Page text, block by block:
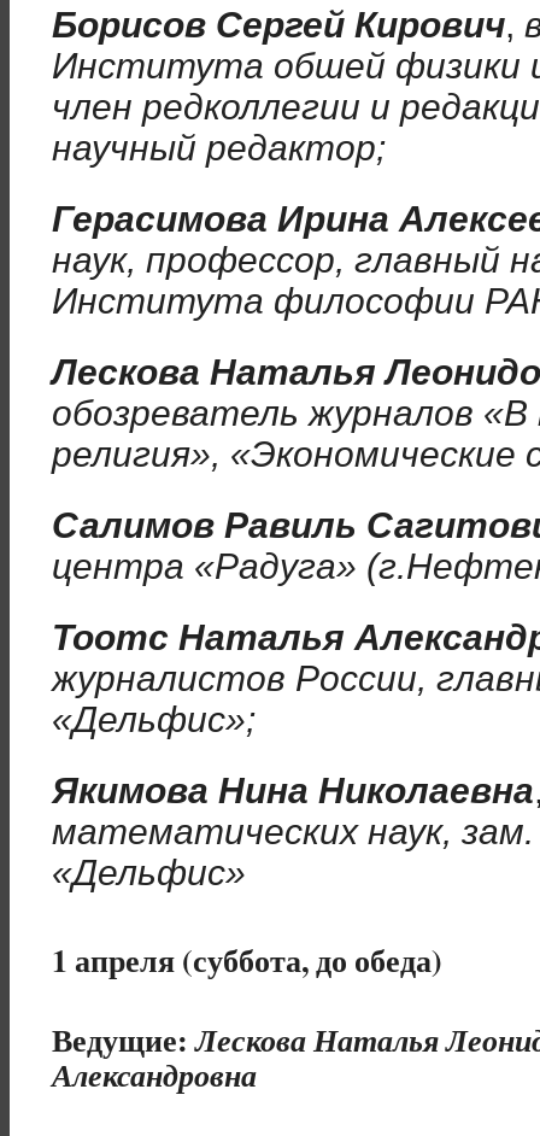
Борисов Сергей Кирович,
Института обшей физики
член редколлегии и
научный редактор;
Герасимова Ирина
наук, профессор, главный
Института философии
Лескова Наталья
обозреватель журналов «В
религия», «Экономические
Салимов Равиль
центра «Радуга»
Тоотс Наталья
журналистов России,
«Дельфис»;
Якимова Нина Николаевна
математических наук,
«Дельфис»
1 апреля (суббота, до обеда)
Ведущие:Лескова Наталья
Александровна